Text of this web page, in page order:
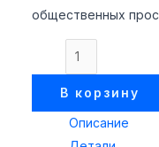
общественных
В корзину
Описание